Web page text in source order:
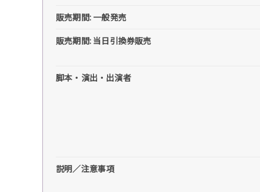
販売期間: 一般発売
販売期間: 当日引換券販売
脚本・演出・出演者
説明／注意事項